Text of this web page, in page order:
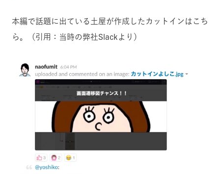
本編で話題に出ている土屋が作成したカットインはこち
ら。（引用：当時の弊社Slackより）